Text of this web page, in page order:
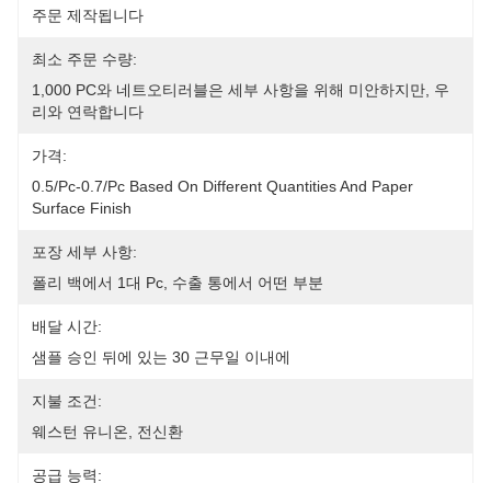
주문 제작됩니다
최소 주문 수량:
1,000 PC와 네트오티러블은 세부 사항을 위해 미안하지만, 우
리와 연락합니다
가격:
0.5/pc-0.7/pc Based On Different Quantities And Paper
Surface Finish
포장 세부 사항:
폴리 백에서 1대 Pc, 수출 통에서 어떤 부분
배달 시간:
샘플 승인 뒤에 있는 30 근무일 이내에
지불 조건:
웨스턴 유니온, 전신환
공급 능력: